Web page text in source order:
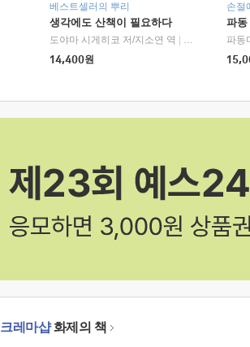
베스트셀러의 뿌리
생각에도 산책이 필요하다
도야마 시게히코 저/지소연 역
알에이치코리
14,400원
손절
파동
파동
크레마샵화제의 책